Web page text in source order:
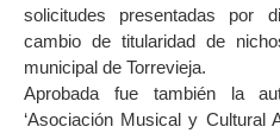
solicitudes presentadas por
cambio de titularidad de
municipal de Torrevieja.
Aprobada fue también la
‘Asociación Musical y Cultural